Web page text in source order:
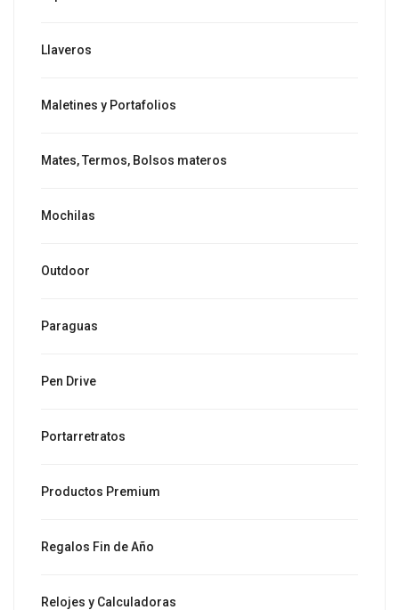
Llaveros
Maletines y Portafolios
Mates, Termos, Bolsos materos
Mochilas
Outdoor
Paraguas
Pen Drive
Portarretratos
Productos Premium
Regalos Fin de Año
Relojes y Calculadoras